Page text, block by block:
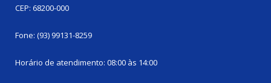
CEP: 68200-000
Fone: (93) 99131-8259
Horário de atendimento: 08:00 às 14:00